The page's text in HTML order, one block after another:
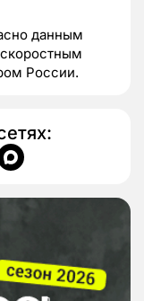
данным
России.